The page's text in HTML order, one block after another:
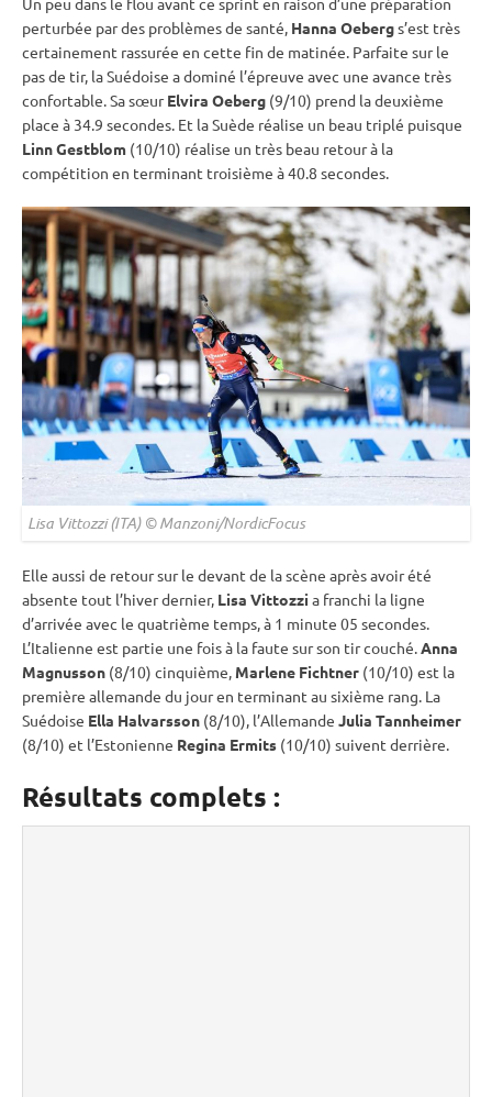
perturbée par des problèmes de santé, Hanna Oebergs’est très
certainement rassurée en cette fin de matinée. Parfaite sur le
pas de tir, la Suédoise a dominé l’épreuve avec une avance très
confortable. Sa sœurElvira Oeberg (9/10) prend la deuxième
place à 34.9 secondes. Et la Suède réalise un beau triplé puisque
Linn Gestblom (10/10) réalise un très beau retour à la
compétition en terminant troisième à 40.8 secondes.
Lisa Vittozzi (ITA) © Manzoni/NordicFocus
Elle aussi de retour sur le devant de la scène après avoir été
absente tout l’hiver dernier, Lisa Vittozzi a franchi la ligne
d’arrivée avec le quatrième temps, à 1 minute 05 secondes.
L’Italienne est partie une fois à la faute sur son tircouché.Anna
Magnusson (8/10) cinquième, Marlene Fichtner (10/10) est la
première allemande du jour en terminant au sixième rang. La
Suédoise Ella Halvarsson (8/10), l’Allemande Julia Tannheimer
(8/10) et l’Estonienne Regina Ermits (10/10) suivent derrière.
Résultats complets :